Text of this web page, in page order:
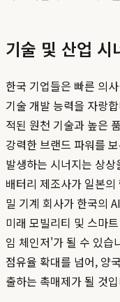
기술 및 산업 시
한국 기업들은 빠른 의
기술 개발 능력을 자랑
적된 원천 기술과 높은
강력한 브랜드 파워를
발생하는 시너지는 상
배터리 제조사가 일본
밀 기계 회사가 한국의
미래 모빌리티 및 스마
임 체인저'가 될 수 있습
점유율 확대를 넘어, 양
출하는 촉매제가 될 것